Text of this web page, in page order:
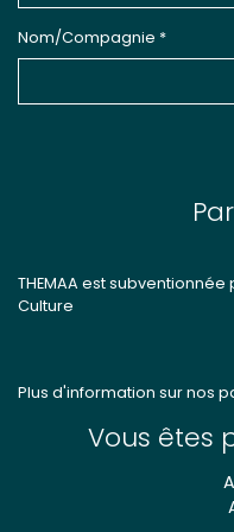
Nom/Compagnie *
THEMAA est
Culture
Plus d'information sur nos
Vous êtes